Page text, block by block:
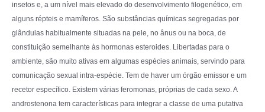
insetos e, a um nível mais elevado do desenvolvimento filogenético, em
alguns répteis e mamíferos. São substâncias químicas segregadas por
glândulas habitualmente situadas na pele, no ânus ou na boca, de
constituição semelhante às hormonas esteroides. Libertadas para o
ambiente, são muito ativas em algumas espécies animais, servindo para
comunicação sexual intra-espécie. Tem de haver um órgão emissor e um
recetor específico. Existem várias feromonas, próprias de cada sexo. A
androstenona tem características para integrar a classe de uma putativa